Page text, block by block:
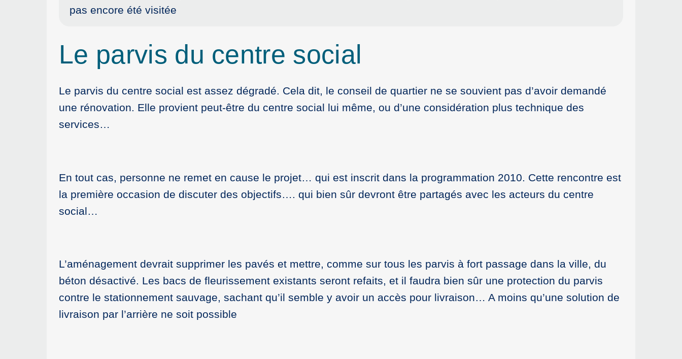
pas encore été visitée
Le parvis du centre social
Le parvis du centre social est assez dégradé. Cela dit, le conseil de quartier ne se souvient pas d’avoir demandé
une rénovation. Elle provient peut-être du centre social lui même, ou d’une considération plus technique des
services…
En tout cas, personne ne remet en cause le projet… qui est inscrit dans la programmation 2010. Cette rencontre est
la première occasion de discuter des objectifs…. qui bien sûr devront être partagés avec les acteurs du centre
social…
L’aménagement devrait supprimer les pavés et mettre, comme sur tous les parvis à fort passage dans la ville, du
béton désactivé. Les bacs de fleurissement existants seront refaits, et il faudra bien sûr une protection du parvis
contre le stationnement sauvage, sachant qu’il semble y avoir un accès pour livraison… A moins qu’une solution de
livraison par l’arrière ne soit possible